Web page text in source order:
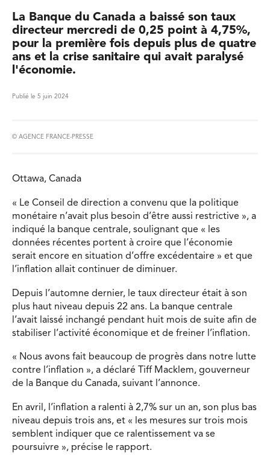
La Banque du Canada a baissé son taux
directeur mercredi de 0,25 point à 4,75%,
pour la première fois depuis plus de quatre
ans et la crise sanitaire qui avait paralysé
l'économie.
Publié le 5 juin 2024
© AGENCE FRANCE-PRESSE
Ottawa, Canada
« Le Conseil de direction a convenu que la politique
monétaire n’avait plus besoin d’être aussi restrictive », a
indiqué la banque centrale, soulignant que « les
données récentes portent à croire que l’économie
serait encore en situation d’offre excédentaire » et que
l’inflation allait continuer de diminuer.
Depuis l’automne dernier, le taux directeur était à son
plus haut niveau depuis 22 ans. La banque centrale
l’avait laissé inchangé pendant huit mois de suite afin de
stabiliser l’activité économique et de freiner l’inflation.
« Nous avons fait beaucoup de progrès dans notre lutte
contre l’inflation », a déclaré Tiff Macklem, gouverneur
de la Banque du Canada, suivant l’annonce.
En avril, l’inflation a ralenti à 2,7% sur un an, son plus bas
niveau depuis trois ans, et « les mesures sur trois mois
semblent indiquer que ce ralentissement va se
poursuivre », précise le rapport.